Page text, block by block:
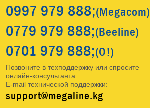
0997 979 888;(Megacom)
0779 979 888;(Beeline)
0701 979 888;(O!)
Позвоните в техподдержку или спросите
онлайн-консультанта.
E-mail технической поддержки:
support@megaline.kg